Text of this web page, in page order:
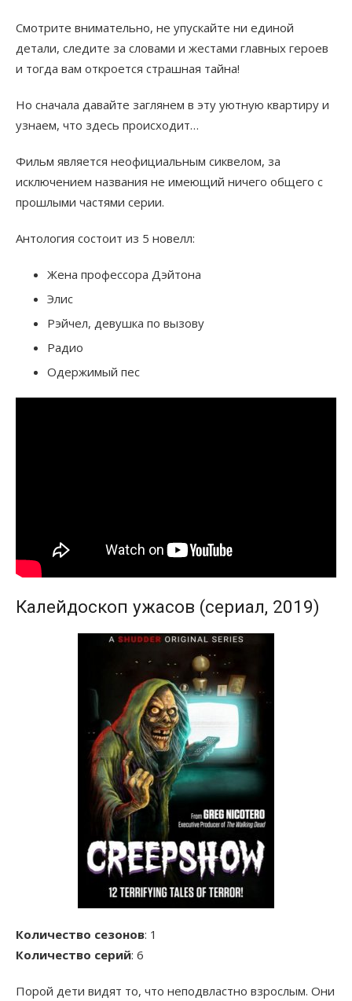
Смотрите внимательно, не упускайте ни единой
детали, следите за словами и жестами главных героев
и тогда вам откроется страшная тайна!
Но сначала давайте заглянем в эту уютную квартиру и
узнаем, что здесь происходит…
Фильм является неофициальным сиквелом, за
исключением названия не имеющий ничего общего с
прошлыми частями серии.
Антология состоит из 5 новелл:
Жена профессора Дэйтона
Элис
Рэйчел, девушка по вызову
Радио
Одержимый пес
Калейдоскоп ужасов (сериал, 2019)
Количество сезонов: 1
Количество серий: 6
Порой дети видят то, что неподвластно взрослым. Они